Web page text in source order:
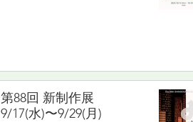
第88回 新制作展
9/17(水)〜9/29(月)